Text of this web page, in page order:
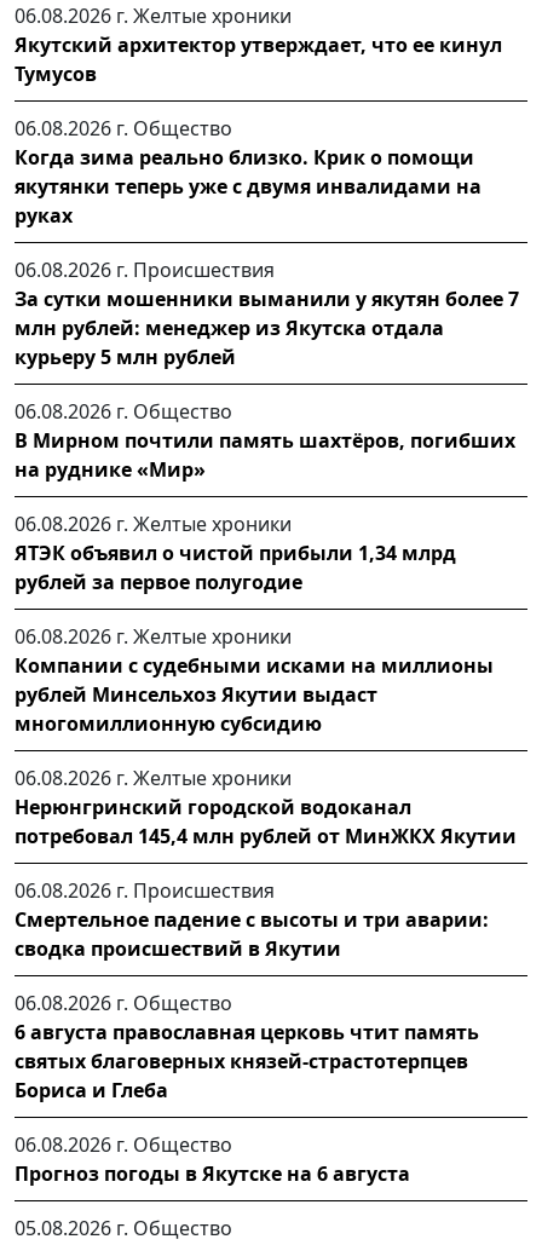
06.08.2026 г. Желтые хроники
Якутский архитектор утверждает, что ее кинул
Тумусов
06.08.2026 г. Общество
Когда зима реально близко. Крик о помощи
якутянки теперь уже с двумя инвалидами на
руках
06.08.2026 г. Происшествия
За сутки мошенники выманили у якутян более 7
млн рублей: менеджер из Якутска отдала
курьеру 5 млн рублей
06.08.2026 г. Общество
В Мирном почтили память шахтёров, погибших
на руднике «Мир»
06.08.2026 г. Желтые хроники
ЯТЭК объявил о чистой прибыли 1,34 млрд
рублей за первое полугодие
06.08.2026 г. Желтые хроники
Компании с судебными исками на миллионы
рублей Минсельхоз Якутии выдаст
многомиллионную субсидию
06.08.2026 г. Желтые хроники
Нерюнгринский городской водоканал
потребовал 145,4 млн рублей от МинЖКХ Якутии
06.08.2026 г. Происшествия
Смертельное падение с высоты и три аварии:
сводка происшествий в Якутии
06.08.2026 г. Общество
6 августа православная церковь чтит память
святых благоверных князей-страстотерпцев
Бориса и Глеба
06.08.2026 г. Общество
Прогноз погоды в Якутске на 6 августа
05.08.2026 г. Общество